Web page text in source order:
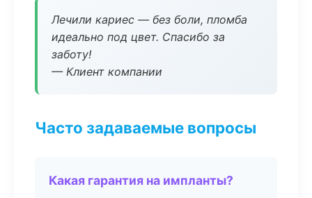
Лечили кариес — без боли, пломба
идеально под цвет. Спасибо за
заботу!
— Клиент компании
Часто задаваемые вопросы
Какая гарантия на импланты?